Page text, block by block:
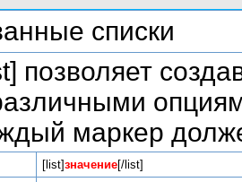
списки
позволяет
маркер
[list]значение[/list]